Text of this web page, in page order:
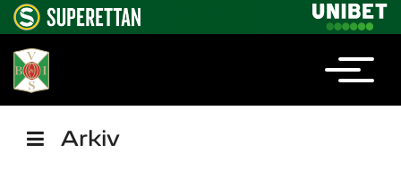
Arkiv